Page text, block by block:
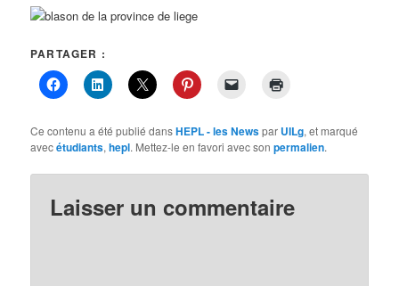
PARTAGER :
Ce contenu a été publié dansHEPL - les Newspar UILg, et marqué
avecétudiants,hepl. Mettez-le en favori avec sonpermalien.
Laisser un commentaire